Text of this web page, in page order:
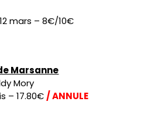
mars – 8€/10€
Marsanne
Mory
– 17.80€ / ANNULE